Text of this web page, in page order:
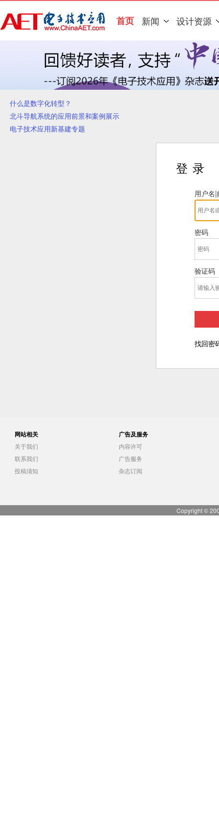
首页 新闻 设计资源
什么是数字化转型？
北斗导航系统的应用前景和案例展示
电子技术应用新基建专题
登录
用户名|
密码
验证码
找回密
网站相关
关于我们
联系我们
投稿须知
广告及服务
内容许可
广告服务
杂志订阅
Copyright ©